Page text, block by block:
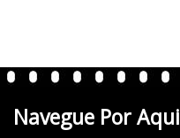
n
e
Navegue Por Aqui